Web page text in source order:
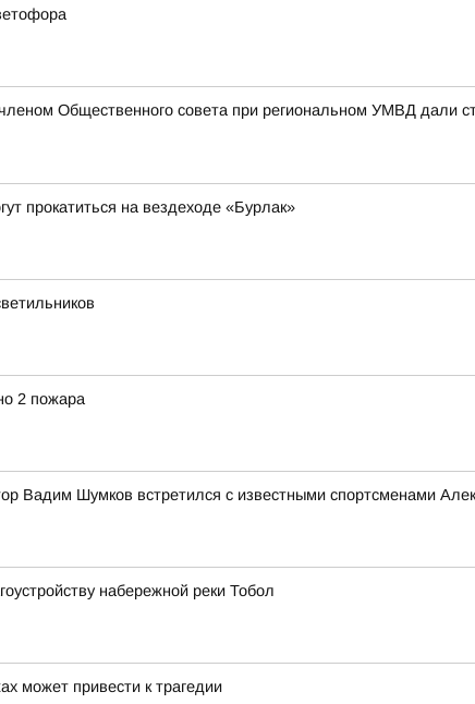
Общественного совета при региональном УМВД дали
прокатиться на вездеходе «Бурлак»
2 пожара
Вадим Шумков встретился с известными спортсменами
набережной реки Тобол
может привести к трагедии